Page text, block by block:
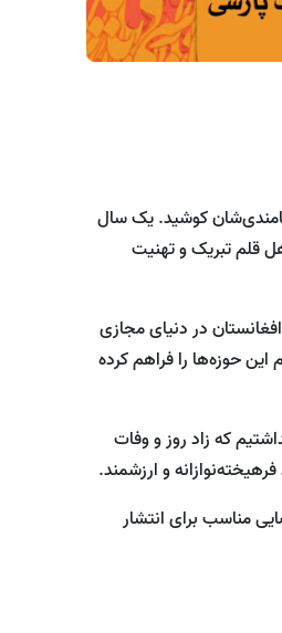
کوشید. یک سال
قلم تبریک و تهنیت
در دنیای مجازی
حوزه‌ها را فراهم کرده
که زاد روز و وفات
و ارزشمند.
مناسب برای انتشار